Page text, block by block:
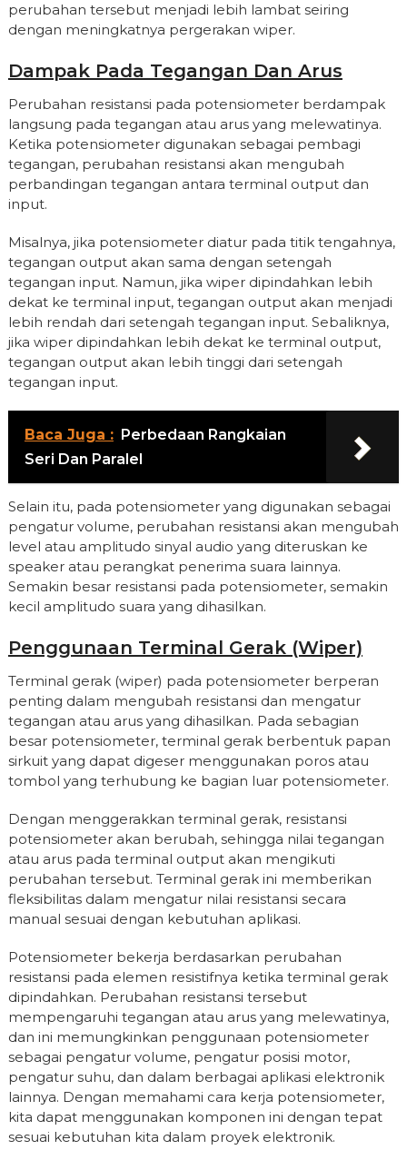
perubahan tersebut menjadi lebih lambat seiring
dengan meningkatnya pergerakan wiper.
Dampak Pada Tegangan Dan Arus
Perubahan resistansi pada potensiometer berdampak
langsung pada tegangan atau arus yang melewatinya.
Ketika potensiometer digunakan sebagai pembagi
tegangan, perubahan resistansi akan mengubah
perbandingan tegangan antara terminal output dan
input.
Misalnya, jika potensiometer diatur pada titik tengahnya,
tegangan output akan sama dengan setengah
tegangan input. Namun, jika wiper dipindahkan lebih
dekat ke terminal input, tegangan output akan menjadi
lebih rendah dari setengah tegangan input. Sebaliknya,
jika wiper dipindahkan lebih dekat ke terminal output,
tegangan output akan lebih tinggi dari setengah
tegangan input.
Baca Juga : Perbedaan Rangkaian
Seri Dan Paralel
Selain itu, pada potensiometer yang digunakan sebagai
pengatur volume, perubahan resistansi akan mengubah
level atau amplitudo sinyal audio yang diteruskan ke
speaker atau perangkat penerima suara lainnya.
Semakin besar resistansi pada potensiometer, semakin
kecil amplitudo suara yang dihasilkan.
Penggunaan Terminal Gerak (Wiper)
Terminal gerak (wiper) pada potensiometer berperan
penting dalam mengubah resistansi dan mengatur
tegangan atau arus yang dihasilkan. Pada sebagian
besar potensiometer, terminal gerak berbentuk papan
sirkuit yang dapat digeser menggunakan poros atau
tombol yang terhubung ke bagian luar potensiometer.
Dengan menggerakkan terminal gerak, resistansi
potensiometer akan berubah, sehingga nilai tegangan
atau arus pada terminal output akan mengikuti
perubahan tersebut. Terminal gerak ini memberikan
fleksibilitas dalam mengatur nilai resistansi secara
manual sesuai dengan kebutuhan aplikasi.
Potensiometer bekerja berdasarkan perubahan
resistansi pada elemen resistifnya ketika terminal gerak
dipindahkan. Perubahan resistansi tersebut
mempengaruhi tegangan atau arus yang melewatinya,
dan ini memungkinkan penggunaan potensiometer
sebagai pengatur volume, pengatur posisi motor,
pengatur suhu, dan dalam berbagai aplikasi elektronik
lainnya. Dengan memahami cara kerja potensiometer,
kita dapat menggunakan komponen ini dengan tepat
sesuai kebutuhan kita dalam proyek elektronik.